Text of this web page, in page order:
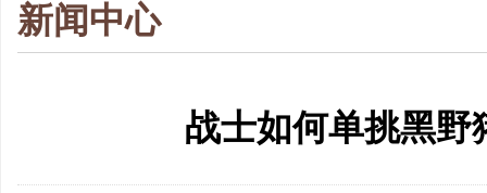
新闻中心
战士如何单挑黑野